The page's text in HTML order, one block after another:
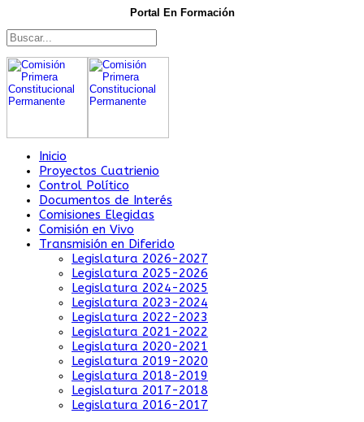
Portal En Formación
Inicio
Proyectos Cuatrienio
Control Político
Documentos de Interés
Comisiones Elegidas
Comisión en Vivo
Transmisión en Diferido
Legislatura 2026-2027
Legislatura 2025-2026
Legislatura 2024-2025
Legislatura 2023-2024
Legislatura 2022-2023
Legislatura 2021-2022
Legislatura 2020-2021
Legislatura 2019-2020
Legislatura 2018-2019
Legislatura 2017-2018
Legislatura 2016-2017